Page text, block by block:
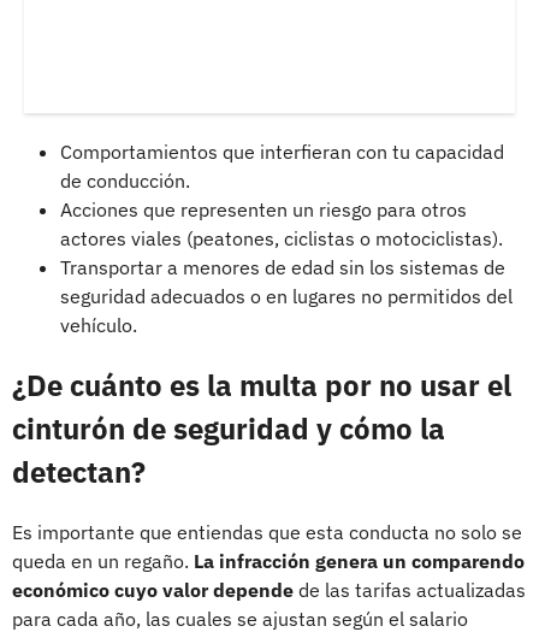
Comportamientos que interfieran con tu capacidad
de conducción.
Acciones que representen un riesgo para otros
actores viales (peatones, ciclistas o motociclistas).
Transportar a menores de edad sin los sistemas de
seguridad adecuados o en lugares no permitidos del
vehículo.
¿De cuánto es la multa por no usar el
cinturón de seguridad y cómo la
detectan?
Es importante que entiendas que esta conducta no solo se
queda en un regaño. La infracción genera un comparendo
económico cuyo valor depende de las tarifas actualizadas
para cada año, las cuales se ajustan según el salario